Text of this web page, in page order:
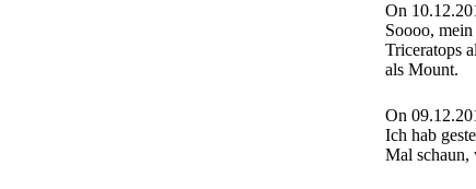
On
Soooo,
Triceratops
als Mount.
On
Ich hab
Mal schaun,